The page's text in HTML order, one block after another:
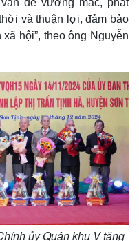
Ô tô
máy
vấn
đề vướng mắc, phát
và thuận lợi, đảm bảo
hội”, theo ông Nguyễn
ủy Quân khu V tặng